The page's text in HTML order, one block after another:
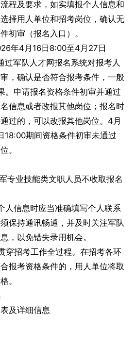
程及要求，如实填报个人信息和
择用人单位和招考岗位，确认无
初审（报名入口）。
年4月16日8:00至4月27日
过军队人才网报名系统对报考人
，确认是否符合报考条件，一般
。申请报名资格条件初审并通过
信息或者改报其他岗位；报名时
过的，可以改报其他岗位。4月
18:00期间资格条件初审未通过
。
专业技能类文职人员不收取报名
人信息时应当准确填写个人联系
保持通讯畅通，并及时关注军队
，以免错失录用机会。
穿招考工作全过程。在招考各环
报考资格条件的，用人单位将取
。
及详细信息